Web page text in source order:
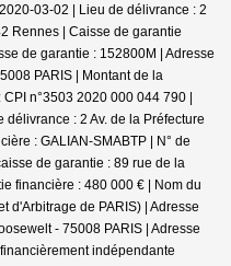
03-02 | Lieu de délivrance : 2
Rennes | Caisse de garantie
de garantie : 152800M | Adresse
PARIS | Montant de la
n°3503 2020 000 044 790 |
: 2 Av. de la Préfecture
: GALIAN-SMABTP | N° de
de garantie : 89 rue de la
financière : 480 000 € | Nom du
d'Arbitrage de PARIS) | Adresse
- 75008 PARIS | Adresse
indépendante